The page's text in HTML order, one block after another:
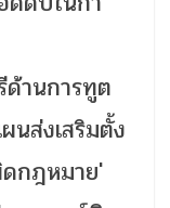
ด้านการทูต
นส่งเสริมตั้ง
กฎหมาย'